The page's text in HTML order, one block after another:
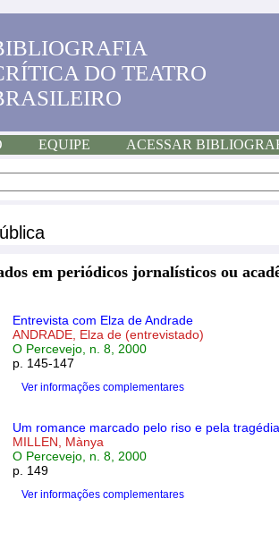
DO TEATRO
EQUIPE ACESSAR
em periódicos jornalísticos ou
Entrevista com Elza de Andrade
ANDRADE, Elza de (entrevistado)
O Percevejo, n. 8, 2000
p. 145-147
Ver informações complementares
Um romance marcado pelo riso e pela
MILLEN, Mànya
O Percevejo, n. 8, 2000
p. 149
Ver informações complementares